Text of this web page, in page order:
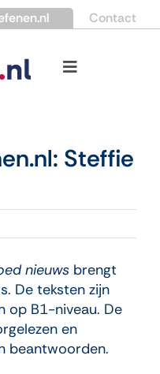
Contact
Toggle
Steffie
nieuws brengt
De teksten zijn
op B1-niveau. De
en
beantwoorden.